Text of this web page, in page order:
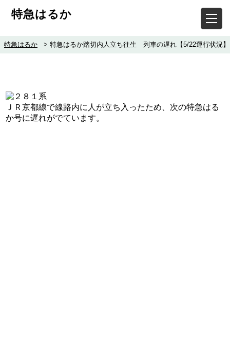
特急はるか
特急はるか > 特急はるか踏切内人立ち往生 列車の遅れ【5/22運行状況】
ＪＲ京都線で線路内に人が立ち入ったため、次の特急はる
か号に遅れがでています。